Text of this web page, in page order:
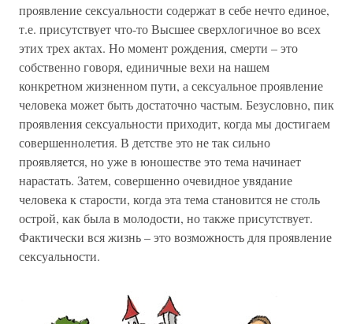
проявление сексуальности содержат в себе нечто единое,
т.е. присутствует что-то Высшее сверхлогичное во всех
этих трех актах. Но момент рождения, смерти – это
собственно говоря, единичные вехи на нашем
конкретном жизненном пути, а сексуальное проявление
человека может быть достаточно частым. Безусловно, пик
проявления сексуальности приходит, когда мы достигаем
совершеннолетия. В детстве это не так сильно
проявляется, но уже в юношестве это тема начинает
нарастать. Затем, совершенно очевидное увядание
человека к старости, когда эта тема становится не столь
острой, как была в молодости, но также присутствует.
Фактически вся жизнь – это возможность для проявление
сексуальности.